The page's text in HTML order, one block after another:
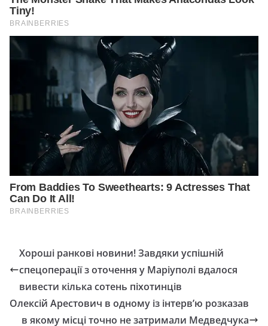
Хороші ранкові новини! Завдяки успішній
спецоперації з оточення у Маріуполі вдалося
вивести кілька сотень піхотинців
Олексій Арестович в одному із інтерв’ю розказав
в якому місці точно не затримали Медведчука